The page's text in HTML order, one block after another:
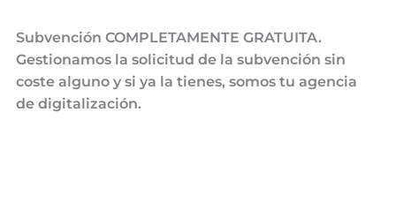
Subvención COMPLETAMENTE GRATUITA.
Gestionamos la solicitud de la subvención sin
coste alguno y si ya la tienes, somos tu agencia
de digitalización.